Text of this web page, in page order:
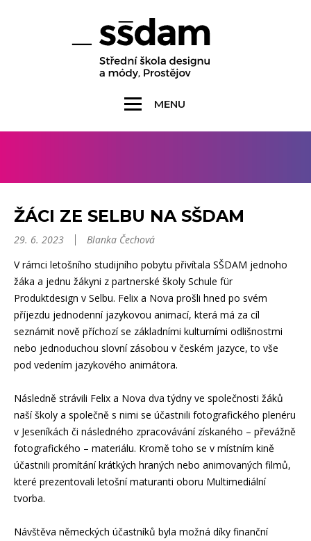
MENU
ŽÁCI ZE SELBU NA SŠDAM
29. 6. 2023
Blanka Čechová
V rámci letošního studijního pobytu přivítala SŠDAM jednoho
žáka a jednu žákyni z partnerské školy Schule für
Produktdesign v Selbu. Felix a Nova prošli hned po svém
příjezdu jednodenní jazykovou animací, která má za cíl
seznámit nově příchozí se základními kulturními odlišnostmi
nebo jednoduchou slovní zásobou v českém jazyce, to vše
pod vedením jazykového animátora.
Následně strávili Felix a Nova dva týdny ve společnosti žáků
naší školy a společně s nimi se účastnili fotografického plenéru
v Jeseníkách či následného zpracovávání získaného – převážně
fotografického – materiálu. Kromě toho se v místním kině
účastnili promítání krátkých hraných nebo animovaných filmů,
které prezentovali letošní maturanti oboru Multimediální
tvorba.
Návštěva německých účastníků byla možná díky finanční